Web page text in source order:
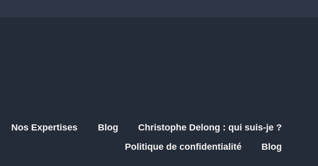
Nos Expertises Blog
Christophe Delong : qui suis-je ?
Politique de confidentialité
Blog